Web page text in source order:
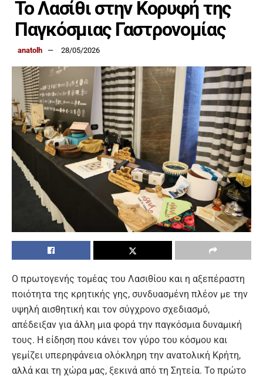
Το Λασίθι στην Κορυφή της
Παγκόσμιας Γαστρονομίας
anatolh 28/05/2026
Ο πρωτογενής τομέας του Λασιθίου και η αξεπέραστη
ποιότητα της κρητικής γης, συνδυασμένη πλέον με την
υψηλή αισθητική και τον σύγχρονο σχεδιασμό,
απέδειξαν για άλλη μια φορά την παγκόσμια δυναμική
τους. Η είδηση που κάνει τον γύρο του κόσμου και
γεμίζει υπερηφάνεια ολόκληρη την ανατολική Κρήτη,
αλλά και τη χώρα μας, ξεκινά από τη Σητεία. Το πρώτο